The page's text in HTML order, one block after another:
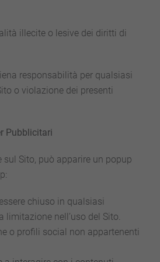
illecite o lesive dei diritti di
responsabilità per qualsiasi
o violazione dei presenti
Pubblicitari
Sito, può apparire un popup
chiuso in qualsiasi
limitazione nell’uso del Sito.
o profili social non appartenenti